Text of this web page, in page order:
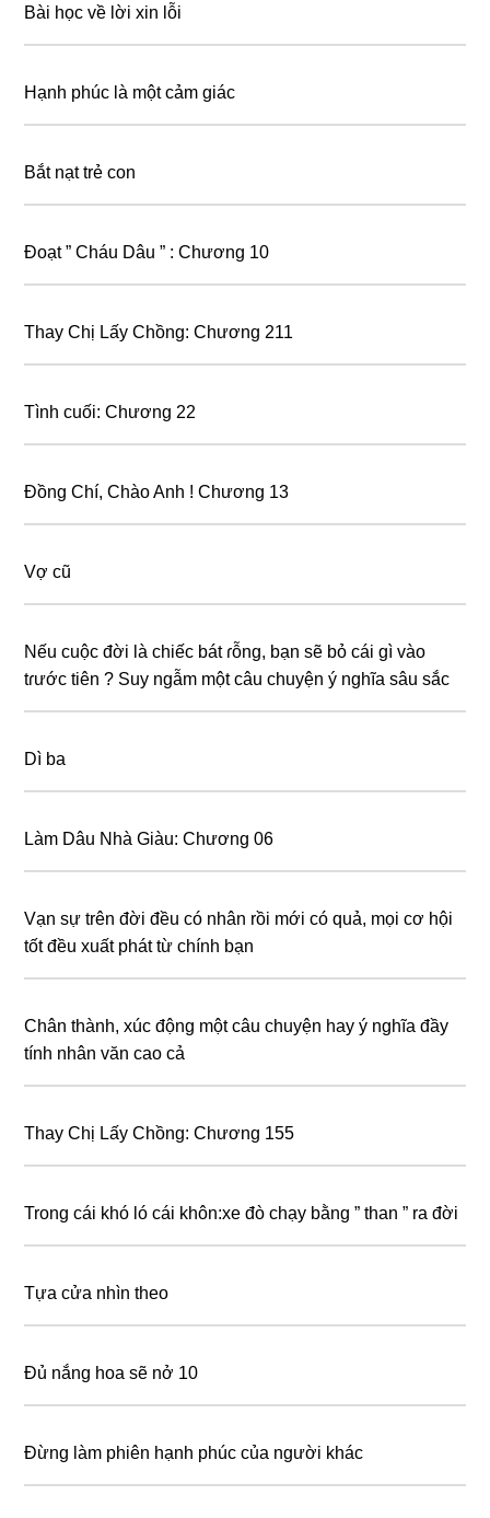
Bài học về lời xin lỗi
Hạnh phúc là một cảm giác
Bắt nạt trẻ con
Đoạt ” Cháu Dâu ” : Chương 10
Thay Chị Lấy Chồng: Chương 211
Tình cuối: Chương 22
Đồng Chí, Chào Anh ! Chương 13
Vợ cũ
Nếu cuộc đời là chiếc bát ɾỗng, bạn sẽ bỏ cái gì vào
tɾước tiên ? Suy ngẫm một câu chuyện ý nghĩa sâu sắc
Dì ba
Làm Dâu Nhà Giàu: Chương 06
Vạn sự trên đời đều có nhân rồi mới có quả, mọi cơ hội
tốt đều xuất phát từ chính bạn
Chân thành, xúc động một câu chuyện hay ý nghĩa đầy
tính nhân văn cao cả
Thay Chị Lấy Chồng: Chương 155
Trong cái khó ló cái khôn:xe đò chạy bằng ” than ” ra đời
Tựa cửa nhìn theo
Đủ nắng hoa sẽ nở 10
Đừng làm phiên hạnh phúc của người khác